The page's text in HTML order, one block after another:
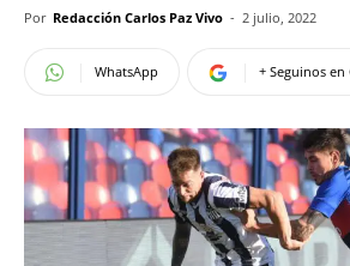
Por Redacción Carlos Paz Vivo - 2 julio, 2022
WhatsApp + Seguinos en